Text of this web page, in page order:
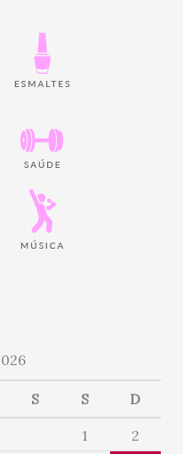
S S D
1
2